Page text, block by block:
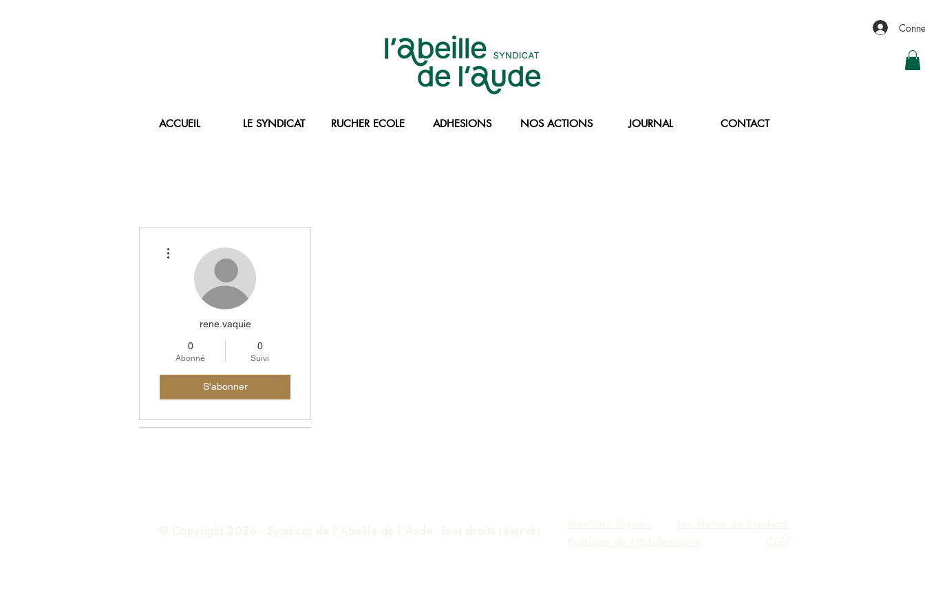
ACCUEIL LE SYNDICAT RUCHER ECOLE ADHESIONS NOS ACTIONS JOURNAL CONTACT
rene.vaquie
0
Abonné
0
Suivi
S'abonner